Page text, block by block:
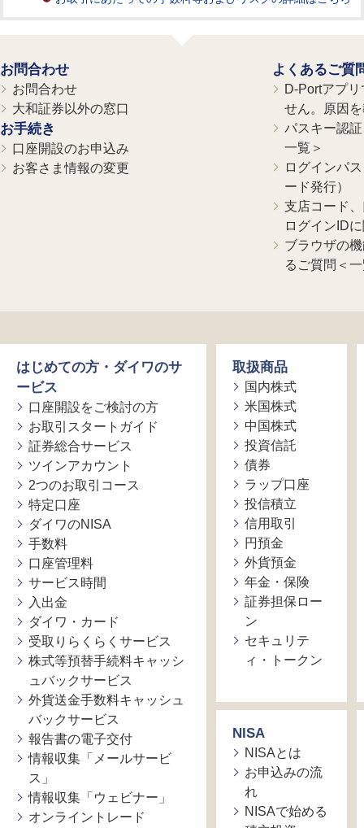
お問合わせ
お問合わせ
大和証券以外の窓口
お手続き
口座開設のお申込み
お客さま情報の変更
よくあるご質
D-Portアプ
せん。原因
パスキー認
一覧＞
ログインパ
ード発行）
支店コード
ログインID
ブラウザの
るご質問＜
はじめての方・ダイワのサ
ービス
口座開設をご検討の方
お取引スタートガイド
証券総合サービス
ツインアカウント
2つのお取引コース
特定口座
ダイワのNISA
手数料
口座管理料
サービス時間
入出金
ダイワ・カード
受取りらくらくサービス
株式等預替手続料キャッシ
ュバックサービス
外貨送金手数料キャッシュ
バックサービス
報告書の電子交付
情報収集「メールサービ
ス」
情報収集「ウェビナー」
オンライントレード
取扱商品
国内株式
米国株式
中国株式
投資信託
債券
ラップ口座
投信積立
信用取引
円預金
外貨預金
年金・保険
証券担保ロー
ン
セキュリテ
ィ・トークン
NISA
NISAとは
お申込みの流
れ
NISAで始める